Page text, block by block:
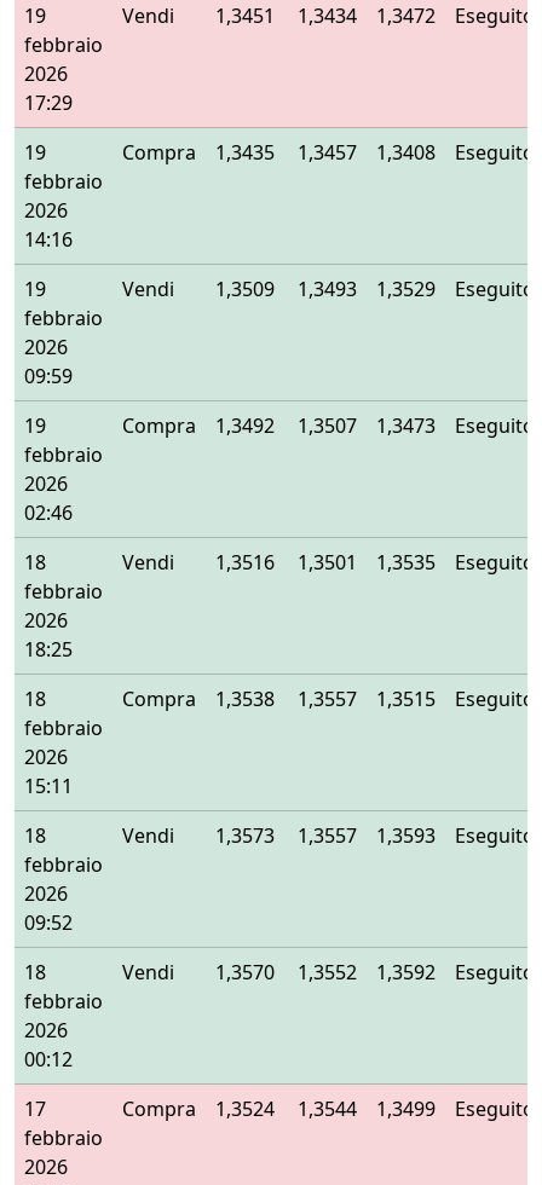
19
febbraio
2026
17:29
Vendi 1,3451 1,3434 1,3472 Eseguito
19
febbraio
2026
14:16
Compra 1,3435 1,3457 1,3408 Eseguito
19
febbraio
2026
09:59
Vendi 1,3509 1,3493 1,3529 Eseguito
19
febbraio
2026
02:46
Compra 1,3492 1,3507 1,3473 Eseguito
18
febbraio
2026
18:25
Vendi 1,3516 1,3501 1,3535 Eseguito
18
febbraio
2026
15:11
Compra 1,3538 1,3557 1,3515 Eseguito
18
febbraio
2026
09:52
Vendi 1,3573 1,3557 1,3593 Eseguito
18
febbraio
2026
00:12
Vendi 1,3570 1,3552 1,3592 Eseguito
17
febbraio
2026
Compra 1,3524 1,3544 1,3499 Eseguito